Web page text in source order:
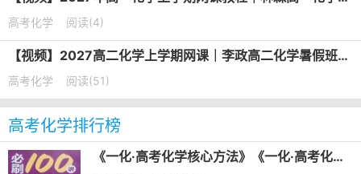
高考化学 阅读(4)
【视频】2027高二化学上学期网课｜李政高二化学暑假班视频教程
高考化学 阅读(51)
高考化学排行榜
《一化·高考化学核心方法》《一化·高考化学必刷100讲》（2025版）电子版下载打印